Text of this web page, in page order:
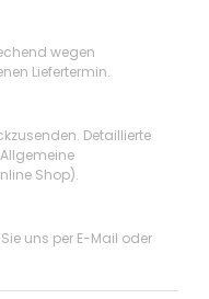
wegen
Liefertermin.
Detaillierte
Shop).
uns per E-Mail oder